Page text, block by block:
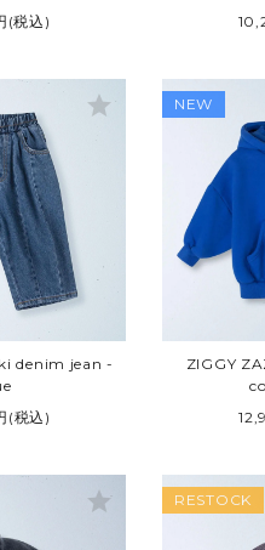
(税込)
denim jean -
(税込)
star NEW
ZIGGY
star RESTOCK